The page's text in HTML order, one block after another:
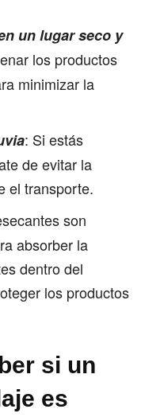
un lugar seco y
los productos
minimizar la
: Si estás
de evitar la
el transporte.
son
absorber la
dentro del
los productos
si un
es